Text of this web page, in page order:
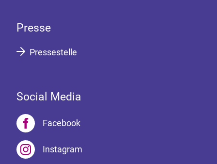
Presse
Pressestelle
Social Media
Facebook
Instagram